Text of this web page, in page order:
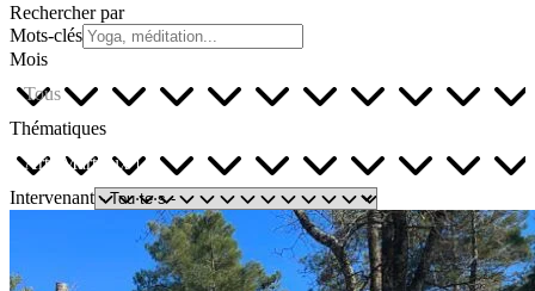
Rechercher par
Mots-clés
Mois
Tous
Thématiques
Arts Martiaux
Intervenant